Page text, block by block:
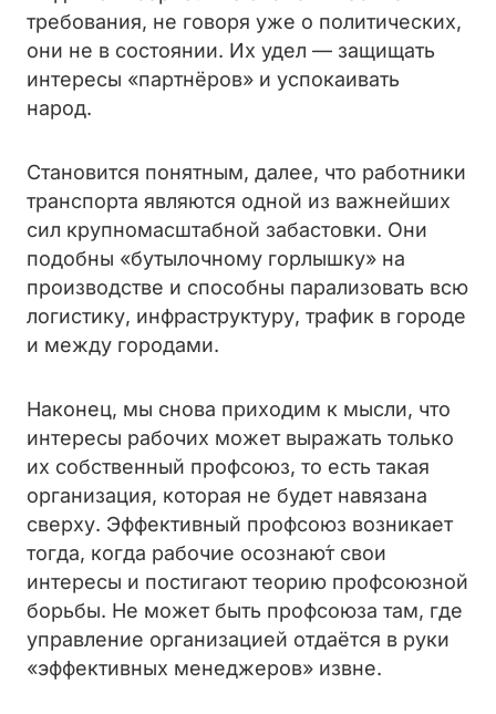
требования, не говоря уже о политических,
они не в состоянии. Их удел — защищать
интересы «партнёров» и успокаивать
народ.
Становится понятным, далее, что работники
транспорта являются одной из важнейших
сил крупномасштабной забастовки. Они
подобны «бутылочному горлышку» на
производстве и способны парализовать всю
логистику, инфраструктуру, трафик в городе
и между городами.
Наконец, мы снова приходим к мысли, что
интересы рабочих может выражать только
их собственный профсоюз, то есть такая
организация, которая не будет навязана
сверху. Эффективный профсоюз возникает
тогда, когда рабочие осознаю́т свои
интересы и постигают теорию профсоюзной
борьбы. Не может быть профсоюза там, где
управление организацией отдаётся в руки
«эффективных менеджеров» извне.